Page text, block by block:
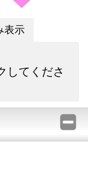
表示
してくださ